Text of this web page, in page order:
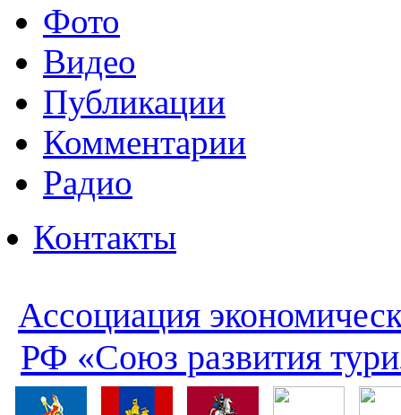
Фото
Видео
Публикации
Комментарии
Радио
Контакты
Ассоциация
РФ «Союз развития